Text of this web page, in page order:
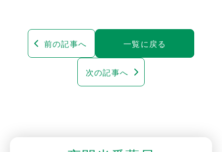
前の記事へ 一覧に戻る
次の記事へ